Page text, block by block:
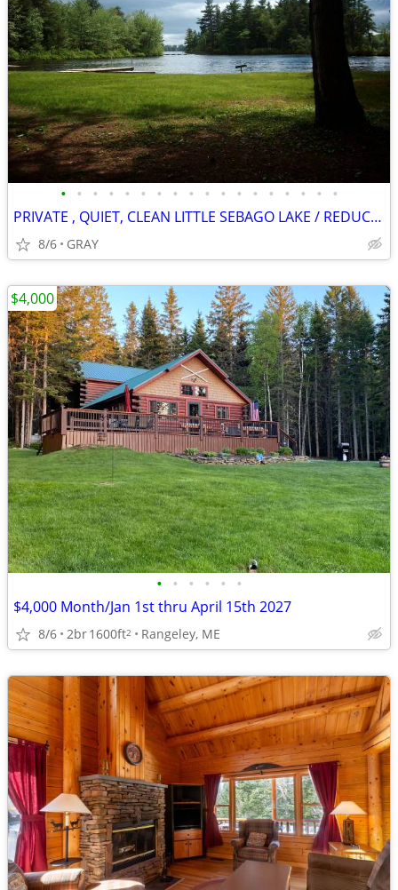
• • • • • • • • • • • • • • • • • •
PRIVATE , QUIET, CLEAN LITTLE SEBAGO LAKE / REDUCED SEPT REMAINING
8/6 GRAY
• • • • • •
$4,000 Month/Jan 1st thru April 15th 2027
8/6 2br1600ft2 Rangeley, ME
$4,000